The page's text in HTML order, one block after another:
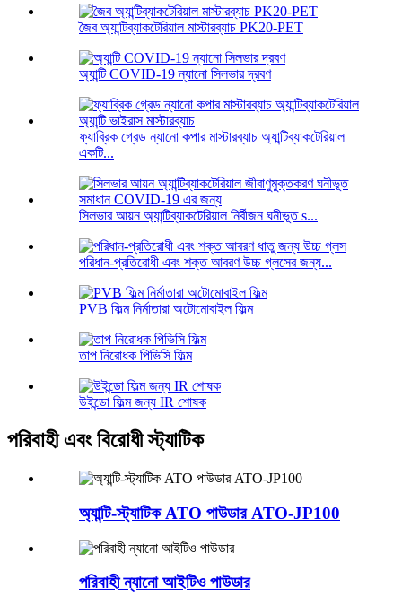
জৈব অ্যান্টিব্যাকটেরিয়াল মাস্টারব্যাচ PK20-PET
অ্যান্টি COVID-19 ন্যানো সিলভার দ্রবণ
ফ্যাব্রিক গ্রেড ন্যানো কপার মাস্টারব্যাচ অ্যান্টিব্যাকটেরিয়াল
একটি...
সিলভার আয়ন অ্যান্টিব্যাকটেরিয়াল নির্বীজন ঘনীভূত s...
পরিধান-প্রতিরোধী এবং শক্ত আবরণ উচ্চ গ্লসের জন্য...
PVB ফিল্ম নির্মাতারা অটোমোবাইল ফিল্ম
তাপ নিরোধক পিভিসি ফিল্ম
উইন্ডো ফিল্ম জন্য IR শোষক
পরিবাহী এবং বিরোধী স্ট্যাটিক
অ্যান্টি-স্ট্যাটিক ATO পাউডার ATO-JP100
পরিবাহী ন্যানো আইটিও পাউডার